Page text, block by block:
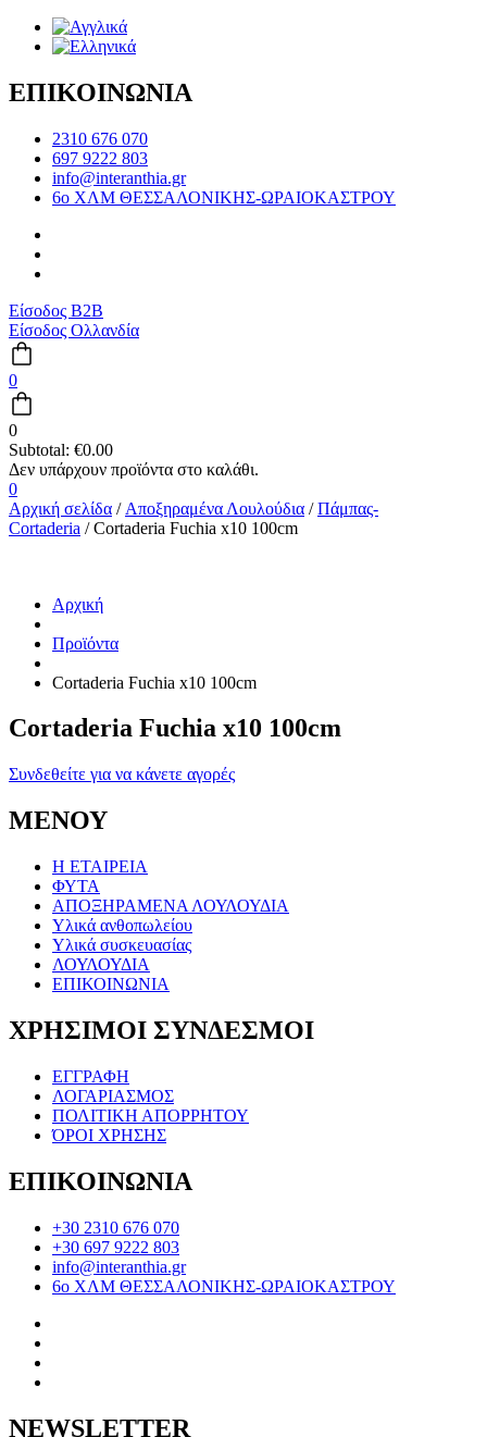
ΕΠΙΚΟΙΝΩΝΙΑ
2310 676 070
697 9222 803
info@interanthia.gr
6ο ΧΛΜ ΘΕΣΣΑΛΟΝΙΚΗΣ-ΩΡΑΙΟΚΑΣΤΡΟΥ
Είσοδος B2B
Είσοδος Ολλανδία
0
0
Subtotal: €0.00
0
Αρχική σελίδα / Αποξηραμένα Λουλούδια /Πάμπας-
Cortaderia / Cortaderia Fuchia x10 100cm
Αρχική
Προϊόντα
Cortaderia Fuchia x10 100cm
Cortaderia Fuchia x10 100cm
Συνδεθείτε για να κάνετε αγορές
ΜΕΝΟΥ
Η ΕΤΑΙΡΕΙΑ
ΦΥΤΑ
ΑΠΟΞΗΡΑΜΕΝΑ ΛΟΥΛΟΥΔΙΑ
Υλικά ανθοπωλείου
Υλικά συσκευασίας
ΛΟΥΛΟΥΔΙΑ
ΕΠΙΚΟΙΝΩΝΙΑ
ΧΡΗΣΙΜΟΙ ΣΥΝΔΕΣΜΟΙ
ΕΓΓΡΑΦΗ
ΛΟΓΑΡΙΑΣΜΟΣ
ΠΟΛΙΤΙΚΗ ΑΠΟΡΡΗΤΟΥ
ΌΡΟΙ ΧΡΗΣΗΣ
ΕΠΙΚΟΙΝΩΝΙΑ
+30 2310 676 070
+30 697 9222 803
info@interanthia.gr
6ο ΧΛΜ ΘΕΣΣΑΛΟΝΙΚΗΣ-ΩΡΑΙΟΚΑΣΤΡΟΥ
NEWSLETTER